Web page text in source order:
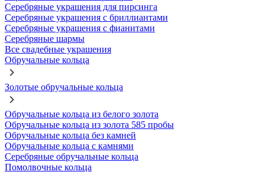
Серебряные украшения для пирсинга
Серебряные украшения с бриллиантами
Серебряные украшения с фианитами
Серебряные шармы
Все свадебные украшения
Обручальные кольца
Золотые обручальные кольца
Обручальные кольца из белого золота
Обручальные кольца из золота 585 пробы
Обручальные кольца без камней
Обручальные кольца с камнями
Серебряные обручальные кольца
Помолвочные кольца